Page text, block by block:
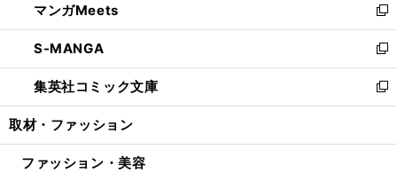
く
で
開
く
ド
ウ
で
開
く
ィ
ン
ド
ウ
で
開
い
ウ
ィ
ン
ド
ウ
開
マンガMeets
新
し
い
ウ
ィ
ン
ウ
S-MANGA
新
し
い
ウ
ン
集英社コミック文庫
新
し
ウ
取材・ファッション
ファッション・美容